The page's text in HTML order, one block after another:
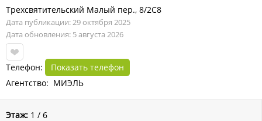
Трехсвятительский Малый пер., 8/2С8
Дата публикации: 29 октября 2025
Дата обновления: 5 августа 2026
Телефон:
Показать телефон
Агентство: МИЭЛЬ
Этаж: 1 / 6